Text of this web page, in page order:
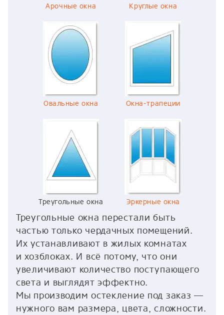
Арочные окна Круглые окна
Овальные окна Окна-трапеции
Треугольные окна Эркерные окна
Треугольные окна перестали быть
частью только чердачных помещений.
Их устанавливают в жилых комнатах
и хозблоках. И всё потому, что они
увеличивают количество поступающего
света и выглядят эффектно.
Мы производим остекление под заказ —
нужного вам размера, цвета, сложности.